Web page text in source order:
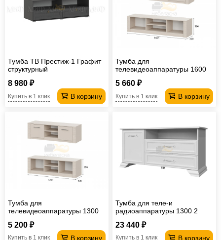
Тумба ТВ Престиж-1 Графит
структурный
8 980 ₽
В корзину
Купить в 1 клик
Тумба для
телевидеоаппаратуры 1600
5 660 ₽
В корзину
Купить в 1 клик
Тумба для
телевидеоаппаратуры 1300
5 200 ₽
В корзину
Купить в 1 клик
Тумба для теле-и
радиоаппаратуры 1300 2
23 440 ₽
В корзину
Купить в 1 клик